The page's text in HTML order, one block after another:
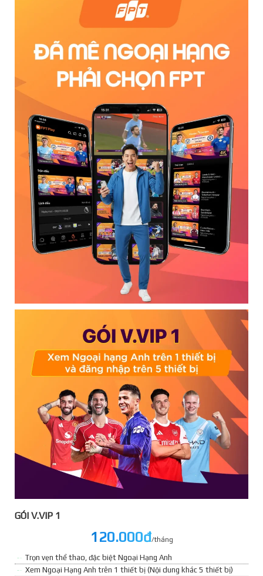
GÓI V.VIP 1
120.000đ/tháng
Trọn vẹn thể thao, đặc biệt Ngoại Hạng Anh
Xem Ngoại Hạng Anh trên 1 thiết bị (Nội dung khác 5 thiết bị)